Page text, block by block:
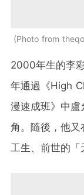
Photo from
2000年生的李
年通過《High
漫速成班》中盧
角。隨後，他又
工生、前世的「